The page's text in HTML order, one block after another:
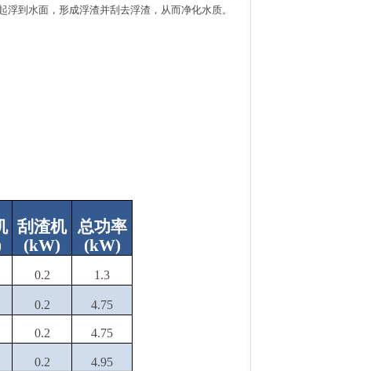
到水面，形成浮渣并刮去浮渣，从而净化水质。
刮渣机
(kW)
总功率
(kW)
0.2 1.3
0.2
4.75
0.2 4.75
0.2 4.95